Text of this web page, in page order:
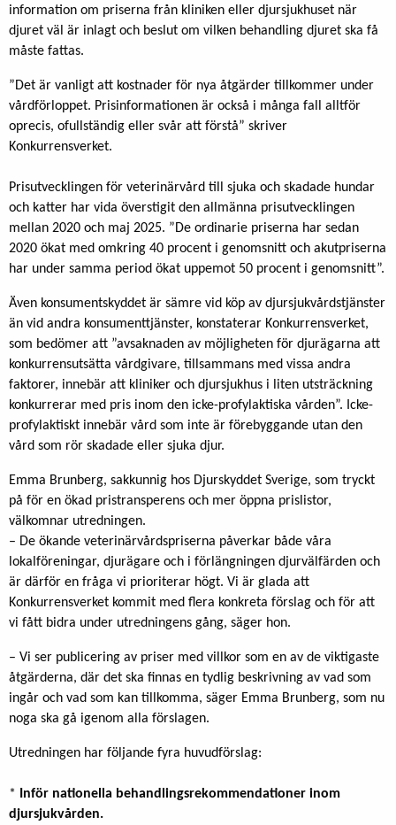
information om priserna från kliniken eller djursjukhuset när
djuret väl är inlagt och beslut om vilken behandling djuret ska få
måste fattas.
”Det är vanligt att kostnader för nya åtgärder tillkommer under
vårdförloppet. Prisinformationen är också i många fall alltför
oprecis, ofullständig eller svår att förstå” skriver
Konkurrensverket.
Prisutvecklingen för veterinärvård till sjuka och skadade hundar
och katter har vida överstigit den allmänna prisutvecklingen
mellan 2020 och maj 2025. ”De ordinarie priserna har sedan
2020 ökat med omkring 40 procent i genomsnitt och akutpriserna
har under samma period ökat uppemot 50 procent i genomsnitt”.
Även konsumentskyddet är sämre vid köp av djursjukvårdstjänster
än vid andra konsumenttjänster, konstaterar Konkurrensverket,
som bedömer att ”avsaknaden av möjligheten för djurägarna att
konkurrensutsätta vårdgivare, tillsammans med vissa andra
faktorer, innebär att kliniker och djursjukhus i liten utsträckning
konkurrerar med pris inom den icke-profylaktiska vården”. Icke-
profylaktiskt innebär vård som inte är förebyggande utan den
vård som rör skadade eller sjuka djur.
Emma Brunberg, sakkunnig hos Djurskyddet Sverige, som tryckt
på för en ökad pristransperens och mer öppna prislistor,
välkomnar utredningen.
– De ökande veterinärvårdspriserna påverkar både våra
lokalföreningar, djurägare och i förlängningen djurvälfärden och
är därför en fråga vi prioriterar högt. Vi är glada att
Konkurrensverket kommit med flera konkreta förslag och för att
vi fått bidra under utredningens gång, säger hon.
– Vi ser publicering av priser med villkor som en av de viktigaste
åtgärderna, där det ska finnas en tydlig beskrivning av vad som
ingår och vad som kan tillkomma, säger Emma Brunberg, som nu
noga ska gå igenom alla förslagen.
Utredningen har följande fyra huvudförslag:
*
Inför nationella behandlingsrekommendationer inom
djursjukvården.